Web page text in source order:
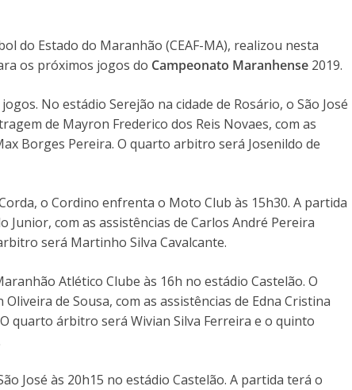
do Estado do Maranhão (CEAF-MA), realizou nesta
os próximos jogos do Campeonato Maranhense 2019.
No estádio Serejão na cidade de Rosário, o São José
de Mayron Frederico dos Reis Novaes, com as
Borges Pereira. O quarto arbitro será Josenildo de
o Cordino enfrenta o Moto Club às 15h30. A partida
Junior, com as assistências de Carlos André Pereira
será Martinho Silva Cavalcante.
Atlético Clube às 16h no estádio Castelão. O
de Sousa, com as assistências de Edna Cristina
quarto árbitro será Wivian Silva Ferreira e o quinto
José às 20h15 no estádio Castelão. A partida terá o